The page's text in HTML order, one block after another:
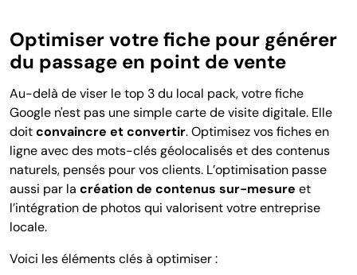
Optimiser votre fiche pour générer
du passage en point de vente
Au-delà de viser le top 3 du local pack, votre fiche
Google n'est pas une simple carte de visite digitale. Elle
doitconvaincre et convertir. Optimisez vos fiches en
ligne avec des mots-clés géolocalisés et des contenus
naturels, pensés pour vos clients. L’optimisation passe
aussi par la création de contenus sur-mesure et
l’intégration de photos qui valorisent votre entreprise
locale.
Voici les éléments clés à optimiser :